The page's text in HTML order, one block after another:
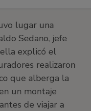
lugar una
Sedano, jefe
explicó el
realizaron
que alberga la
un montaje
de viajar a